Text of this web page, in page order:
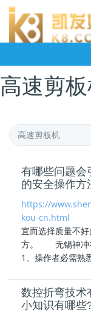
高速剪
有哪些问题会
的安全操作方
https://
kou-cn.html
宜而选择质量不
方。 无锡神冲
1、操作者必需熟
数控折弯技术
小知识有哪些